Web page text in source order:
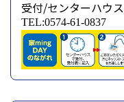
受付/センターハウス
TEL:0574-61-0837